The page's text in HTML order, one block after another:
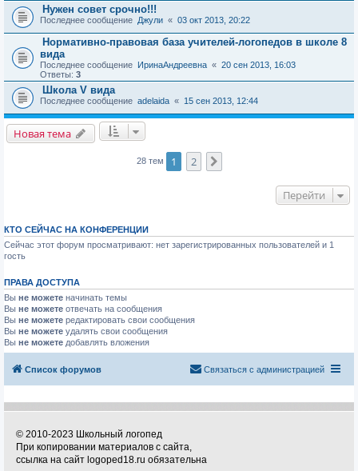
Нужен совет срочно!!!
Последнее сообщение Джули « 03 окт 2013, 20:22
Нормативно-правовая база учителей-логопедов в школе 8
вида
Последнее сообщение ИринаАндреевна « 20 сен 2013, 16:03
Ответы: 3
Школа V вида
Последнее сообщение adelaida « 15 сен 2013, 12:44
Новая тема
28 тем 1 2
Перейти
КТО СЕЙЧАС НА КОНФЕРЕНЦИИ
Сейчас этот форум просматривают: нет зарегистрированных пользователей и 1
гость
ПРАВА ДОСТУПА
Вы не можете начинать темы
Вы не можете отвечать на сообщения
Вы не можете редактировать свои сообщения
Вы не можете удалять свои сообщения
Вы не можете добавлять вложения
Список форумов Связаться с администрацией
© 2010-2023 Школьный логопед
При копировании материалов с сайта,
ссылка на сайт logoped18.ru обязательна